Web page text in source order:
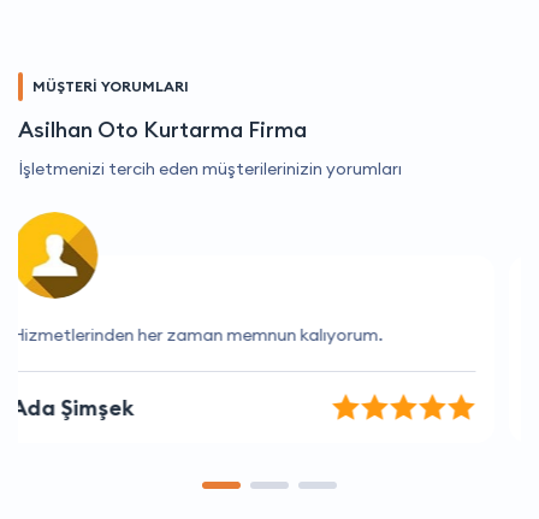
MÜŞTERİ YORUMLARI
Asilhan Oto Kurtarma Firma
İşletmenizi tercih eden müşterilerinizin yorumları
Sorunlarıma hızlı çözüm bulan bir firma.
Sinan Özdemir